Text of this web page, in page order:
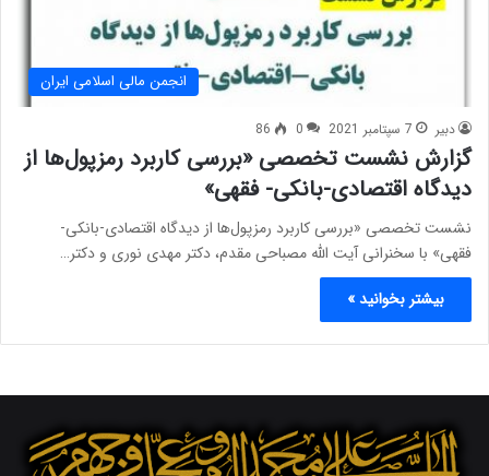
انجمن مالی اسلامی ایران
دبیر 7 سپتامبر 2021 0
86
گزارش نشست تخصصی «بررسی کاربرد رمزپول‌ها از
دیدگاه اقتصادی-بانکی- فقهی»
نشست تخصصی «بررسی کاربرد رمزپول‌ها از دیدگاه اقتصادی-بانکی-
فقهی» با سخنرانی آیت الله مصباحی مقدم، دکتر مهدی نوری و دکتر…
بیشتر بخوانید »